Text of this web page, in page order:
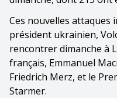
Ces nouvelles attaques
président ukrainien,
rencontrer dimanche à
français, Emmanuel
Friedrich Merz, et le
Starmer.